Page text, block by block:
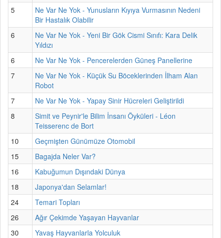
5
Ne Var Ne Yok - Yunusların Kıyıya Vurmasının Nedeni
Bir Hastalık Olabilir
6
Ne Var Ne Yok - Yeni Bir Gök Cismi Sınıfı: Kara Delik
Yıldızı
6
Ne Var Ne Yok - Pencerelerden Güneş Panellerine
7
Ne Var Ne Yok - Küçük Su Böceklerinden İlham Alan
Robot
7
Ne Var Ne Yok - Yapay Sinir Hücreleri Geliştirildi
8
Simit ve Peynir'le Bilim İnsanı Öyküleri - Léon
Teisserenc de Bort
10
Geçmişten Günümüze Otomobil
15
Bagajda Neler Var?
16
Kabuğumun Dışındaki Dünya
18
Japonya'dan Selamlar!
24
Temari Topları
26
Ağır Çekimde Yaşayan Hayvanlar
30
Yavaş Hayvanlarla Yolculuk